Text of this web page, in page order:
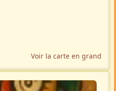
Voir la carte en grand